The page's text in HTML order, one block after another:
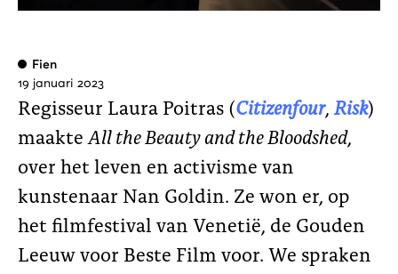
Fien
19 januari 2023
Regisseur Laura Poitras (Citizenfour, Risk)
maakteAll the Beauty and the Bloodshed,
over het leven en activisme van
kunstenaar Nan Goldin. Ze won er, op
het filmfestival van Venetië, de Gouden
Leeuw voor Beste Film voor. We spraken